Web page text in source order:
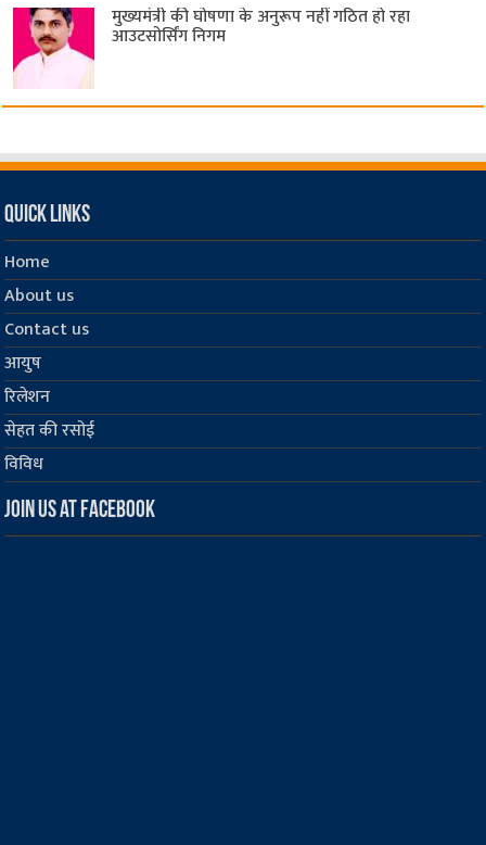
मुख्यमंत्री की घोषणा के अनुरूप नहीं गठित हो रहा
आउटसोर्सिंग निगम
Quick Links
Home
About us
Contact us
आयुष
रिलेशन
सेहत की रसोई
विविध
Join us at Facebook